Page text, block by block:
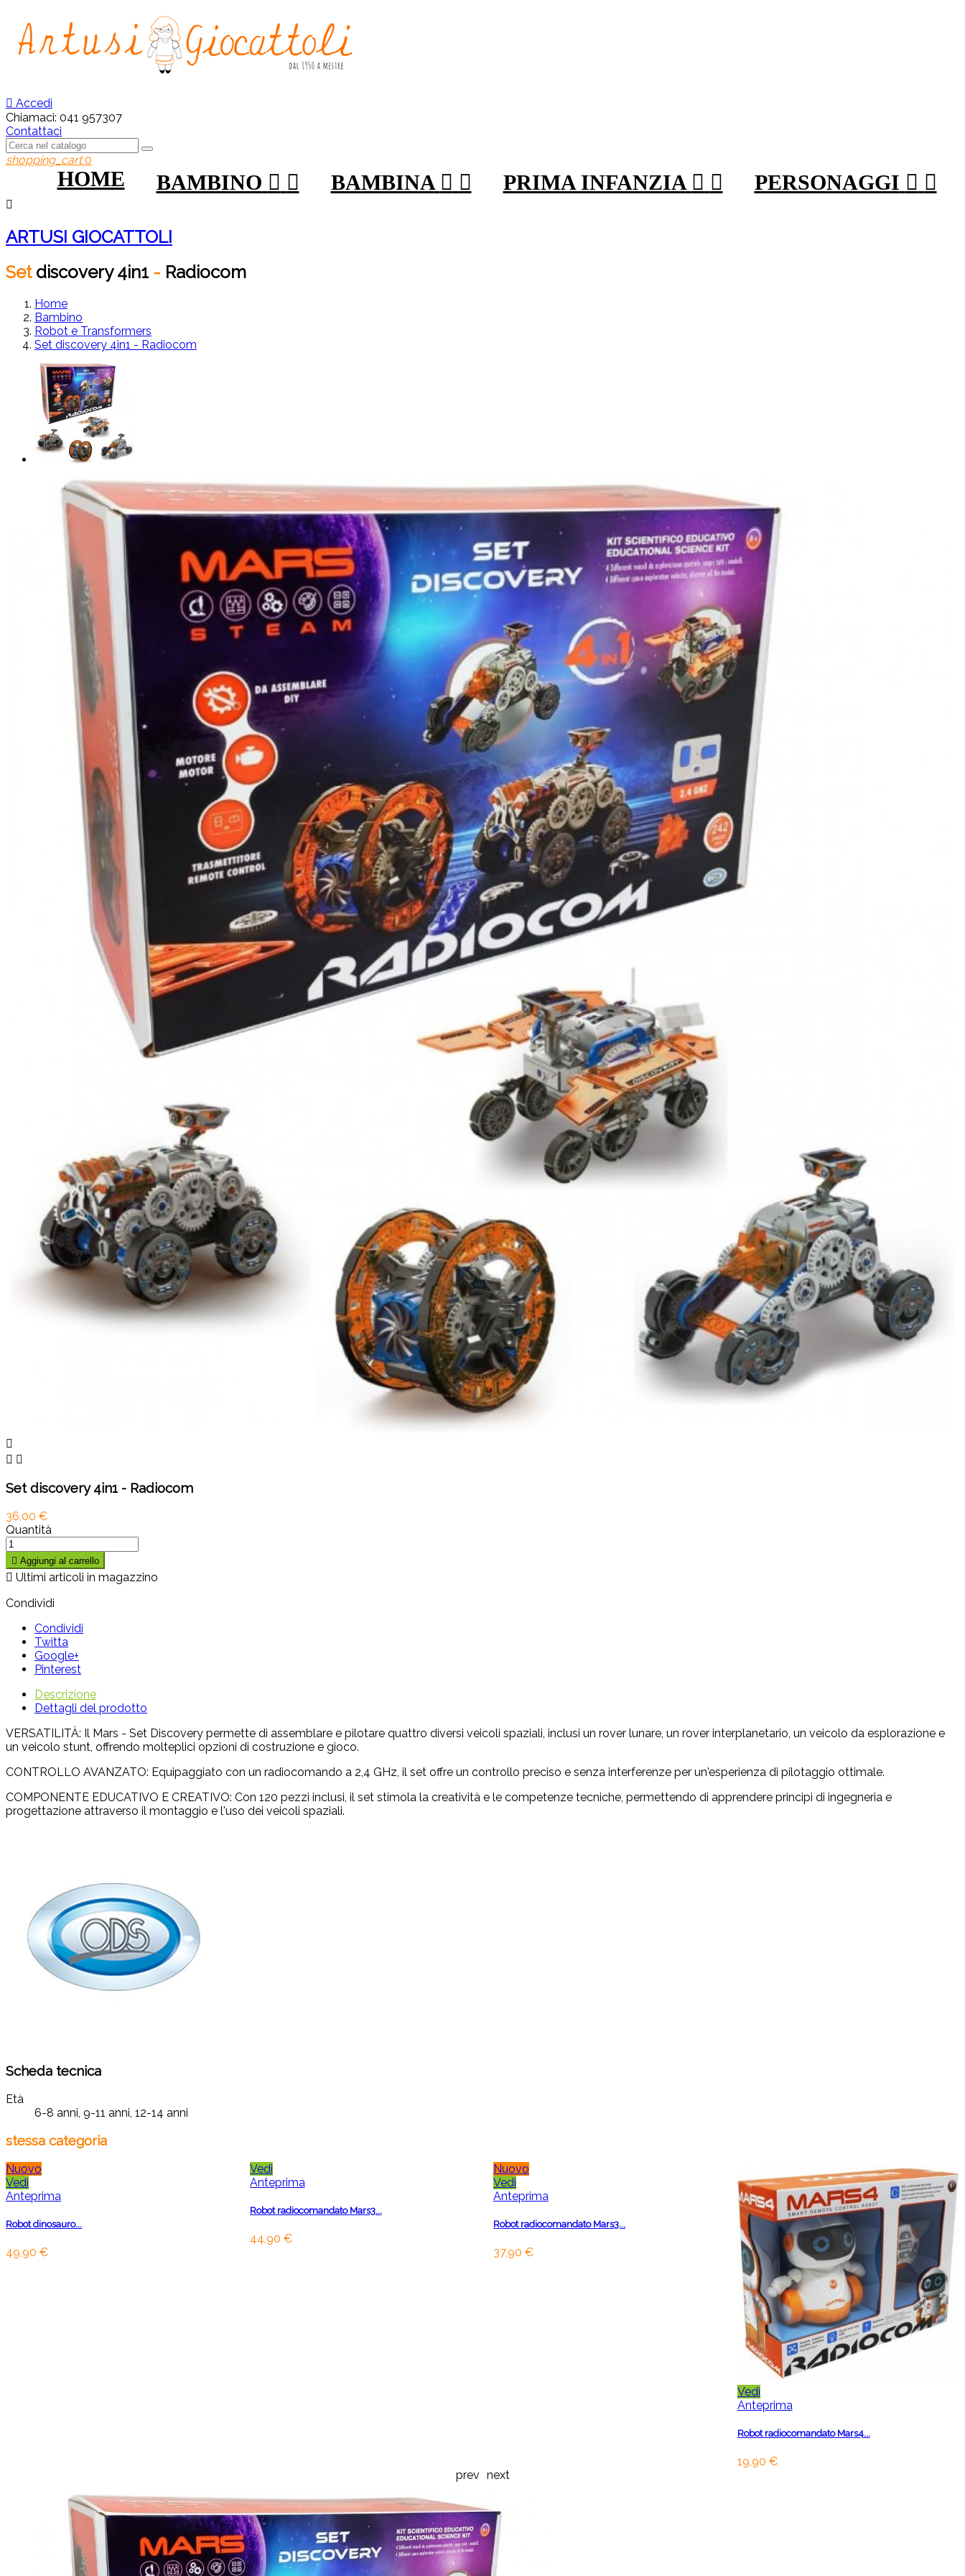
 Accedi
Chiamaci: 041 957307
Contattaci
shopping_cart 0
HOME BAMBINO   BAMBINA   PRIMA INFANZIA   PERSONAGGI  

ARTUSI GIOCATTOLI
Set discovery 4in1 - Radiocom
Home
Bambino
Robot e Transformers
Set discovery 4in1 - Radiocom

 
Set discovery 4in1 - Radiocom
36,00 €
Quantità
 Aggiungi al carrello
 Ultimi articoli in magazzino
Condividi
Condividi
Twitta
Google+
Pinterest
Descrizione
Dettagli del prodotto
VERSATILITÀ: Il Mars - Set Discovery permette di assemblare e pilotare quattro diversi veicoli spaziali, inclusi un rover lunare, un rover interplanetario, un veicolo da esplorazione e
un veicolo stunt, offrendo molteplici opzioni di costruzione e gioco.
CONTROLLO AVANZATO: Equipaggiato con un radiocomando a 2,4 GHz, il set offre un controllo preciso e senza interferenze per un'esperienza di pilotaggio ottimale.
COMPONENTE EDUCATIVO E CREATIVO: Con 120 pezzi inclusi, il set stimola la creatività e le competenze tecniche, permettendo di apprendere principi di ingegneria e
progettazione attraverso il montaggio e l'uso dei veicoli spaziali.
Scheda tecnica
Età
6-8 anni, 9-11 anni, 12-14 anni
stessa categoria
Nuovo
Vedi
Anteprima
Robot dinosauro...
49,90 €
Vedi
Anteprima
Robot radiocomandato Mars3...
44,90 €
Nuovo
Vedi
Anteprima
Robot radiocomandato Mars3...
37,90 €
Vedi
Anteprima
Robot radiocomandato Mars4...
19,90 €
prev next